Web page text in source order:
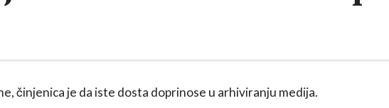
činjenica je da iste dosta doprinose u arhiviranju medija.